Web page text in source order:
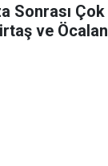
Sonrası Çok
ve Öcalan